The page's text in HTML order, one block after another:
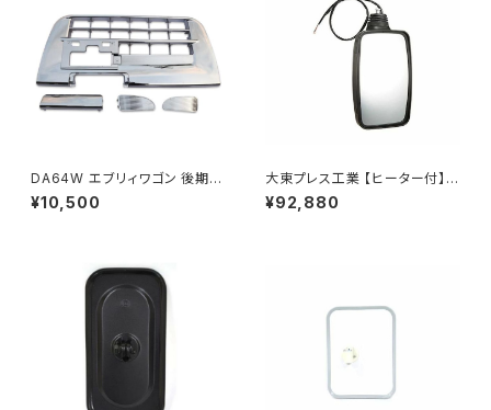
DA64W エブリィワゴン 後期型
平成22年5月～ フロント バンパ
ー メッキ グリル セット PZター
¥10,500
大東プレス工業 【ヒーター付】
ハイウェイミラー リモコン+ヒー
ター付 DI-6121CXE
¥92,880